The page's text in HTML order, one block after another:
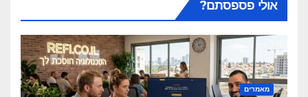
אולי פספסתם?
מאמרים